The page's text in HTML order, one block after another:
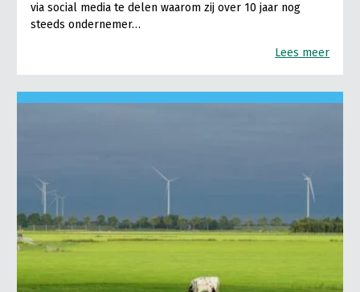
via social media te delen waarom zij over 10 jaar nog
steeds ondernemer…
Lees meer